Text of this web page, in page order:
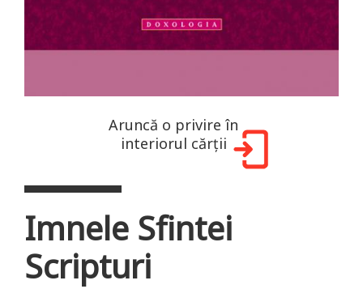
Aruncă o privire în
interiorul cărții
Imnele Sfintei
Scripturi